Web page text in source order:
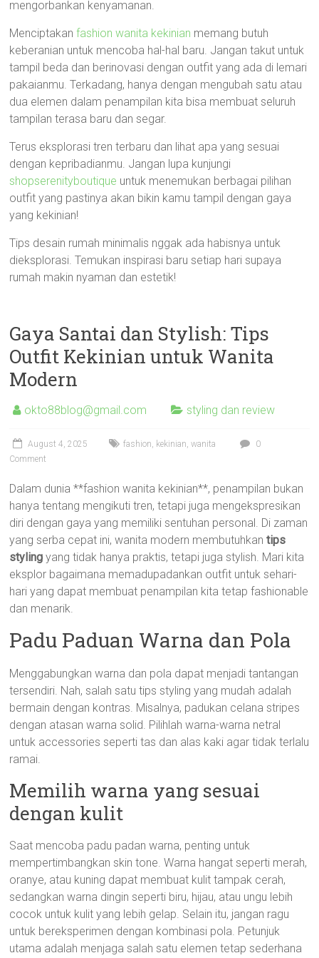
mengorbankan kenyamanan.
Menciptakanfashion wanita kekinian memang butuh
keberanian untuk mencoba hal-hal baru. Jangan takut untuk
tampil beda dan berinovasi dengan outfit yang ada di lemari
pakaianmu. Terkadang, hanya dengan mengubah satu atau
dua elemen dalam penampilan kita bisa membuat seluruh
tampilan terasa baru dan segar.
Terus eksplorasi tren terbaru dan lihat apa yang sesuai
dengan kepribadianmu. Jangan lupa kunjungi
shopserenityboutique untuk menemukan berbagai pilihan
outfit yang pastinya akan bikin kamu tampil dengan gaya
yang kekinian!
Tips desain rumah minimalis nggak ada habisnya untuk
dieksplorasi. Temukan inspirasi baru setiap hari supaya
rumah makin nyaman dan estetik!
Gaya Santai dan Stylish: Tips
Outfit Kekinian untuk Wanita
Modern
okto88blog@gmail.com styling dan review
August 4, 2025 fashion, kekinian,wanita
0
Comment
Dalam dunia **fashion wanita kekinian**, penampilan bukan
hanya tentang mengikuti tren, tetapi juga mengekspresikan
diri dengan gaya yang memiliki sentuhan personal. Di zaman
yang serba cepat ini, wanita modern membutuhkantips
styling yang tidak hanya praktis, tetapi juga stylish. Mari kita
eksplor bagaimana memadupadankan outfit untuk sehari-
hari yang dapat membuat penampilan kita tetap fashionable
dan menarik.
Padu Paduan Warna dan Pola
Menggabungkan warna dan pola dapat menjadi tantangan
tersendiri. Nah, salah satu tips styling yang mudah adalah
bermain dengan kontras. Misalnya, padukan celana stripes
dengan atasan warna solid. Pilihlah warna-warna netral
untuk accessories seperti tas dan alas kaki agar tidak terlalu
ramai.
Memilih warna yang sesuai
dengan kulit
Saat mencoba padu padan warna, penting untuk
mempertimbangkan skin tone. Warna hangat seperti merah,
oranye, atau kuning dapat membuat kulit tampak cerah,
sedangkan warna dingin seperti biru, hijau, atau ungu lebih
cocok untuk kulit yang lebih gelap. Selain itu, jangan ragu
untuk bereksperimen dengan kombinasi pola. Petunjuk
utama adalah menjaga salah satu elemen tetap sederhana